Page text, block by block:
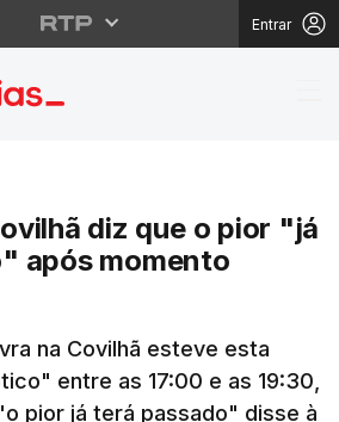
Entrar
Covilhã
diz que o pior "já
após momento
na Covilhã esteve esta
entre as 17:00 e as 19:30,
pior já terá passado" disse à